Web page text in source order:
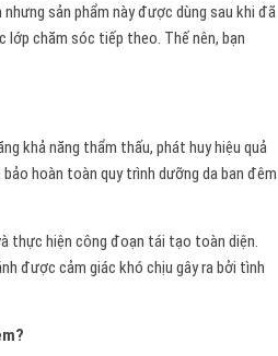
sản phẩm này được dùng sau khi đã
chăm sóc tiếp theo. Thế nên, bạn
khả năng thẩm thấu, phát huy hiệu quả
hoàn toàn quy trình dưỡng da ban đêm
thực hiện công đoạn tái tạo toàn diện.
được cảm giác khó chịu gây ra bởi tình